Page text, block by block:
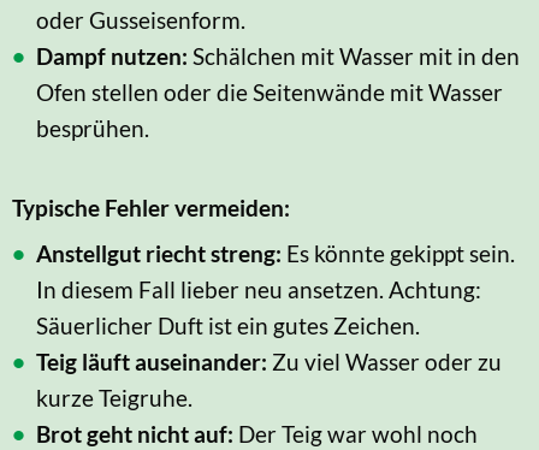
oder Gusseisenform.
Dampf nutzen: Schälchen mit Wasser mit in den
Ofen stellen oder die Seitenwände mit Wasser
besprühen.
Typische Fehler vermeiden:
Anstellgut riecht streng: Es könnte gekippt sein.
In diesem Fall lieber neu ansetzen. Achtung:
Säuerlicher Duft ist ein gutes Zeichen.
Teig läuft auseinander: Zu viel Wasser oder zu
kurze Teigruhe.
Brot geht nicht auf: Der Teig war wohl noch